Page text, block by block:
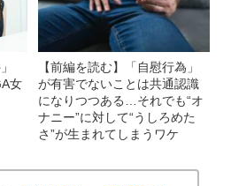
」
女
【前編を読む】「自慰行為」
が有害でないことは共通認識
になりつつある…それでも“オ
ナニー”に対して“うしろめた
さ”が生まれてしまうワケ